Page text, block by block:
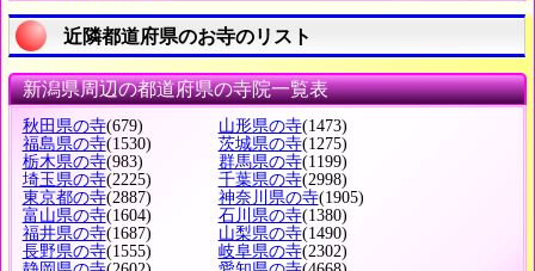
近隣都道府県のお寺のリスト
新潟県周辺の都道府県の寺院一覧表
秋田県の寺(679) 山形県の寺(1473)
福島県の寺(1530) 茨城県の寺(1275)
栃木県の寺(983) 群馬県の寺(1199)
埼玉県の寺(2225) 千葉県の寺(2998)
東京都の寺(2887) 神奈川県の寺(1905)
富山県の寺(1604) 石川県の寺(1380)
福井県の寺(1687) 山梨県の寺(1490)
長野県の寺(1555) 岐阜県の寺(2302)